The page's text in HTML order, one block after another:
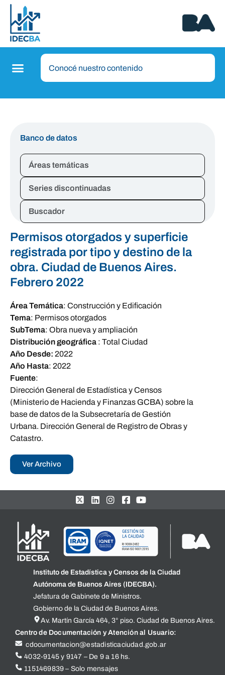
Banco de datos
Áreas temáticas
Series discontinuadas
Buscador
Permisos otorgados y superficie
registrada por tipo y destino de la
obra. Ciudad de Buenos Aires.
Febrero 2022
Área Temática: Construcción y Edificación
Tema: Permisos otorgados
SubTema: Obra nueva y ampliación
Distribución geográfica : Total Ciudad
Año Desde: 2022
Año Hasta: 2022
Fuente:
Dirección General de Estadística y Censos
(Ministerio de Hacienda y Finanzas GCBA) sobre la
base de datos de la Subsecretaría de Gestión
Urbana. Dirección General de Registro de Obras y
Catastro.
Ver Archivo
Instituto de Estadística y Censos de la Ciudad
Autónoma de Buenos Aires (IDECBA).
Jefatura de Gabinete de Ministros.
Gobierno de la Ciudad de Buenos Aires.
Av. Martín García 464, 3° piso. Ciudad de Buenos Aires.
Centro de Documentación y Atención al Usuario:
cdocumentacion@estadisticaciudad.gob.ar
4032-9145 y 9147 – De 9 a 16 hs.
1151469839 – Solo mensajes